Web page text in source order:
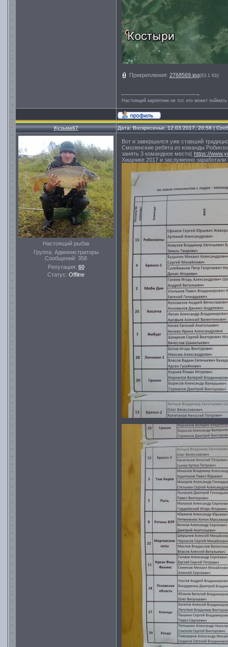
Прикрепления: 2768569.jpg(83.1 Kb)
Настоящий карпятник не тот, кто может
Кузьма67 Дата: Воскресенье, 12.03.2017, 20:58 |
Настоящий рыбак
Группа: Администраторы
Сообщений: 358
Репутация: 60
Статус: Offline
Вот и завершился уже ставший
Смоленские ребята из команды
занять 3 командное место( https://
Хищнике 2017 и заслуженно